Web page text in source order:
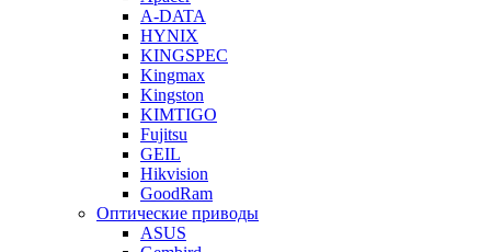
A-DATA
HYNIX
KINGSPEC
Kingmax
Kingston
KIMTIGO
Fujitsu
GEIL
Hikvision
GoodRam
Оптические приводы
ASUS